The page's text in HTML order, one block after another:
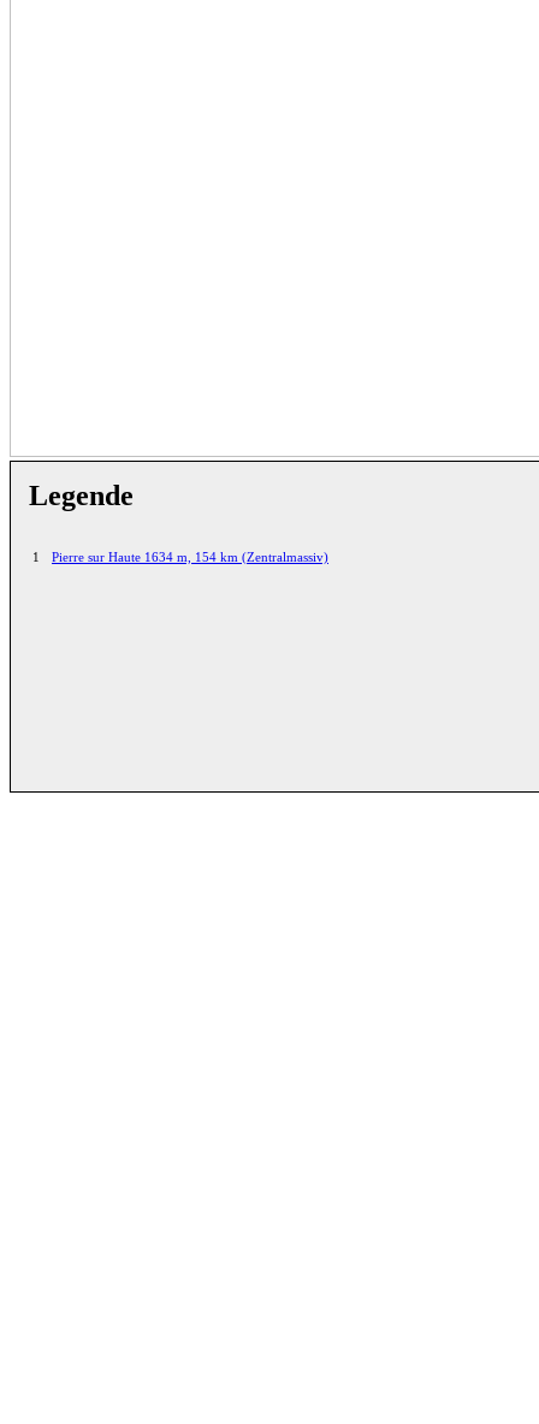
Legende
1 Pierre sur Haute 1634 m, 154 km (Zentralmassiv)